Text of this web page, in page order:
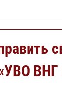
ВНГ